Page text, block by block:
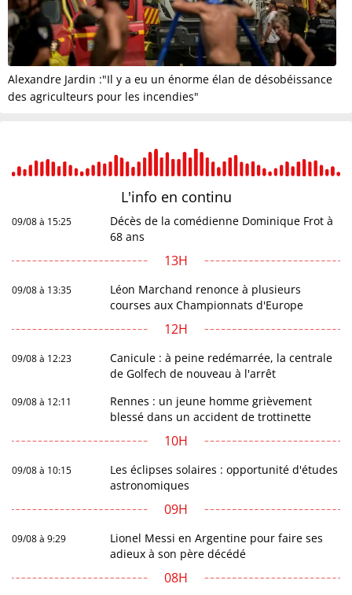
Alexandre Jardin :"Il y a eu un énorme élan de désobéissance
des agriculteurs pour les incendies"
L'info en continu
09/08 à 15:25
Décès de la comédienne Dominique Frot à
68 ans
13H
09/08 à 13:35
Léon Marchand renonce à plusieurs
courses aux Championnats d'Europe
12H
09/08 à 12:23
Canicule : à peine redémarrée, la centrale
de Golfech de nouveau à l'arrêt
09/08 à 12:11
Rennes : un jeune homme grièvement
blessé dans un accident de trottinette
10H
09/08 à 10:15
Les éclipses solaires : opportunité d'études
astronomiques
09H
09/08 à 9:29
Lionel Messi en Argentine pour faire ses
adieux à son père décédé
08H